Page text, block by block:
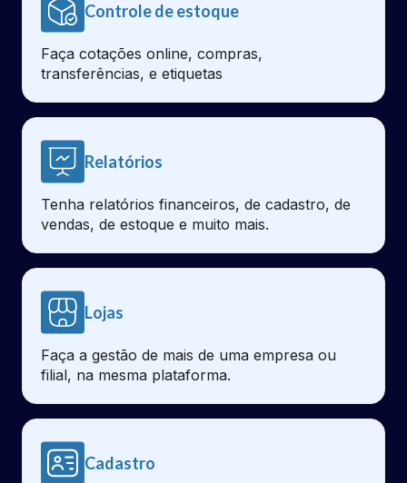
Controle de estoque
Faça cotações online, compras,
transferências, e etiquetas
Relatórios
Tenha relatórios financeiros, de cadastro, de
vendas, de estoque e muito mais.
Lojas
Faça a gestão de mais de uma empresa ou
filial, na mesma plataforma.
Cadastro